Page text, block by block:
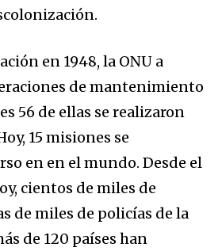
en 1948, la ONU a
de mantenimiento
56 de ellas se realizaron
15 misiones se
en en el mundo. Desde el
cientos de miles de
de miles de policías de la
de 120 países han